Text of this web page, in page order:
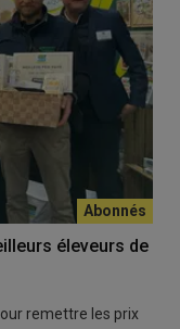
éleveurs de
remettre les prix